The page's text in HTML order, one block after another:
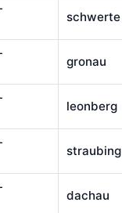
schwerte
gronau
leonberg
straubing
dachau